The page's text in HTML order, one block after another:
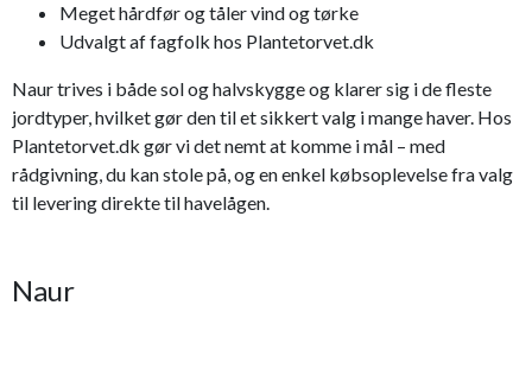
Meget hårdfør og tåler vind og tørke
Udvalgt af fagfolk hos Plantetorvet.dk
Naur trives i både sol og halvskygge og klarer sig i de fleste
jordtyper, hvilket gør den til et sikkert valg i mange haver. Hos
Plantetorvet.dk gør vi det nemt at komme i mål – med
rådgivning, du kan stole på, og en enkel købsoplevelse fra valg
til levering direkte til havelågen.
Naur